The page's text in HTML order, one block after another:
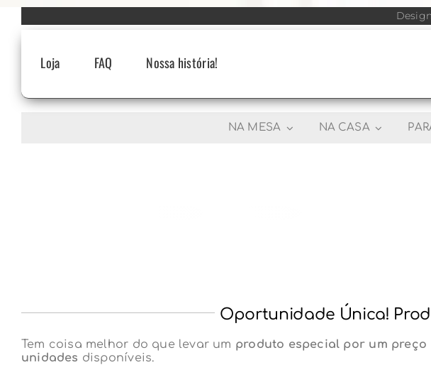
Loja FAQ Nossa história!
NA MESA NA CASA
Oportunidade Única!
Tem coisa melhor do que levar um produto especial por um
unidades disponíveis.